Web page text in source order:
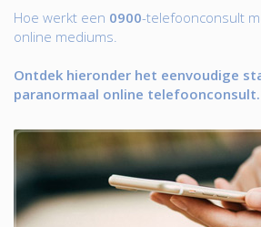
Hoe werkt een 0900-telefoonconsult
online mediums.
Ontdek hieronder het eenvoudige
paranormaal online telefoonconsult.